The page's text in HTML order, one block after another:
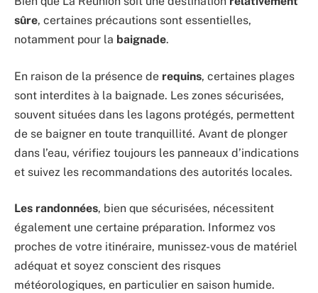
sûre, certaines précautions sont essentielles,
notamment pour la baignade.
En raison de la présence de requins, certaines plages
sont interdites à la baignade. Les zones sécurisées,
souvent situées dans les lagons protégés, permettent
de se baigner en toute tranquillité. Avant de plonger
dans l’eau, vérifiez toujours les panneaux d’indications
et suivez les recommandations des autorités locales.
Les randonnées, bien que sécurisées, nécessitent
également une certaine préparation. Informez vos
proches de votre itinéraire, munissez-vous de matériel
adéquat et soyez conscient des risques
météorologiques, en particulier en saison humide.